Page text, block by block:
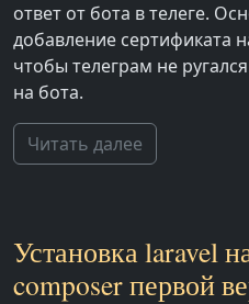
ответ от бота в телеге.
добавление сертификата
чтобы телеграм не
на бота.
Читать далее
Установка laravel
composer первой